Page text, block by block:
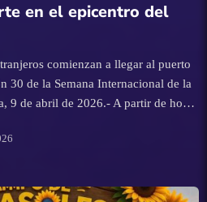
en el epicentro del
comienzan a llegar al puerto
30 de la Semana Internacional de la
9 de abril de 2026.- A partir de hoy
de la Moto 2026, que se